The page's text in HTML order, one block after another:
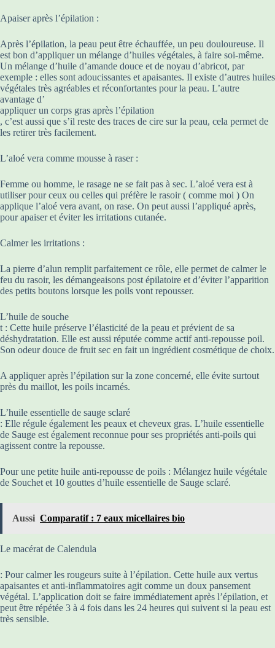
Apaiser après l’épilation :
Après l’épilation, la peau peut être échauffée, un peu douloureuse. Il
est bon d’appliquer un mélange d’huiles végétales, à faire soi-même.
Un mélange d’huile d’amande douce et de noyau d’abricot, par
exemple : elles sont adoucissantes et apaisantes. Il existe d’autres huiles
végétales très agréables et réconfortantes pour la peau. L’autre
avantage d’
appliquer un corps gras après l’épilation
, c’est aussi que s’il reste des traces de cire sur la peau, cela permet de
les retirer très facilement.
L’aloé vera comme mousse à raser :
Femme ou homme, le rasage ne se fait pas à sec. L’aloé vera est à
utiliser pour ceux ou celles qui préfère le rasoir ( comme moi ) On
applique l’aloé vera avant, on rase. On peut aussi l’appliqué après,
pour apaiser et éviter les irritations cutanée.
Calmer les irritations :
La pierre d’alun remplit parfaitement ce rôle, elle permet de calmer le
feu du rasoir, les démangeaisons post épilatoire et d’éviter l’apparition
des petits boutons lorsque les poils vont repousser.
L’huile de souche
t : Cette huile préserve l’élasticité de la peau et prévient de sa
déshydratation. Elle est aussi réputée comme actif anti-repousse poil.
Son odeur douce de fruit sec en fait un ingrédient cosmétique de choix.
A appliquer après l’épilation sur la zone concerné, elle évite surtout
près du maillot, les poils incarnés.
L’huile essentielle de sauge sclaré
: Elle régule également les peaux et cheveux gras. L’huile essentielle
de Sauge est également reconnue pour ses propriétés anti-poils qui
agissent contre la repousse.
Pour une petite huile anti-repousse de poils : Mélangez huile végétale
de Souchet et 10 gouttes d’huile essentielle de Sauge sclaré.
Aussi Comparatif : 7 eaux micellaires bio
Le macérat de Calendula
: Pour calmer les rougeurs suite à l’épilation. Cette huile aux vertus
apaisantes et anti-inflammatoires agit comme un doux pansement
végétal. L’application doit se faire immédiatement après l’épilation, et
peut être répétée 3 à 4 fois dans les 24 heures qui suivent si la peau est
très sensible.